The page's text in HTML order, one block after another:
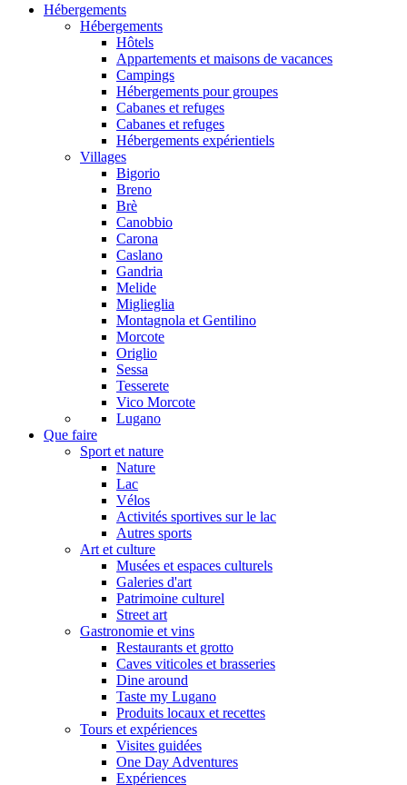
Hébergements
Hébergements
Hôtels
Appartements et maisons de vacances
Campings
Hébergements pour groupes
Cabanes et refuges
Cabanes et refuges
Hébergements expérientiels
Villages
Bigorio
Breno
Brè
Canobbio
Carona
Caslano
Gandria
Melide
Miglieglia
Montagnola et Gentilino
Morcote
Origlio
Sessa
Tesserete
Vico Morcote
Lugano
Que faire
Sport et nature
Nature
Lac
Vélos
Activités sportives sur le lac
Autres sports
Art et culture
Musées et espaces culturels
Galeries d'art
Patrimoine culturel
Street art
Gastronomie et vins
Restaurants et grotto
Caves viticoles et brasseries
Dine around
Taste my Lugano
Produits locaux et recettes
Tours et expériences
Visites guidées
One Day Adventures
Expériences